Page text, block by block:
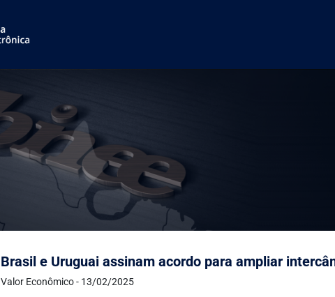
Brasil e Uruguai assinam acordo para ampliar
Valor Econômico - 13/02/2025